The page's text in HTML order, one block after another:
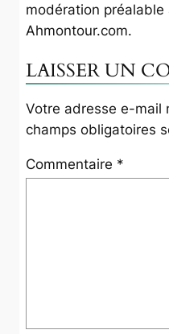
modération
Ahmontour.com.
LAISSER UN
Votre adresse e-mail
champs obligatoires
Commentaire *